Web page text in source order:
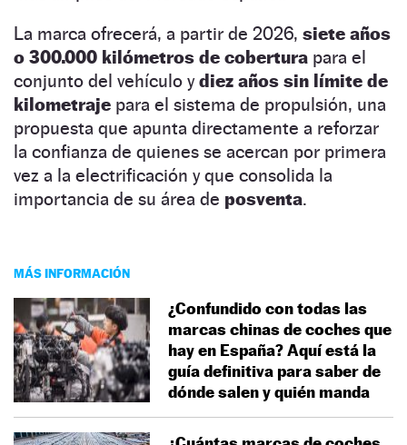
La marca ofrecerá, a partir de 2026, siete años
o 300.000 kilómetros de cobertura para el
conjunto del vehículo ydiez años sin límite de
kilometraje para el sistema de propulsión, una
propuesta que apunta directamente a reforzar
la confianza de quienes se acercan por primera
vez a la electrificación y que consolida la
importancia de su área de posventa.
MÁS INFORMACIÓN
¿Confundido con todas las
marcas chinas de coches que
hay en España? Aquí está la
guía definitiva para saber de
dónde salen y quién manda